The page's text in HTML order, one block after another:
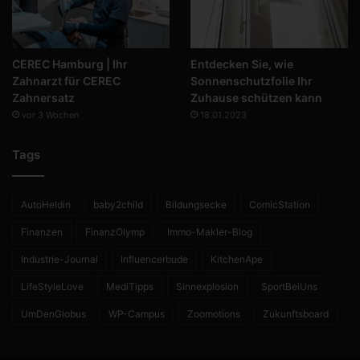
CEREC Hamburg | Ihr
Zahnarzt für CEREC
Zahnersatz
vor 3 Wochen
Entdecken Sie, wie
Sonnenschutzfolie Ihr
Zuhause schützen kann
18.01.2023
Tags
AutoHeldin baby2child Bildungsecke ComicStation
Finanzen FinanzOlymp Immo-Makler-Blog
Industrie-Journal Influencerbude KitchenApe
LifeStyleLove MediTipps Sinnexplosion SportBeiUns
UmDenGlobus WP-Campus Zoomotions Zukunftsboard